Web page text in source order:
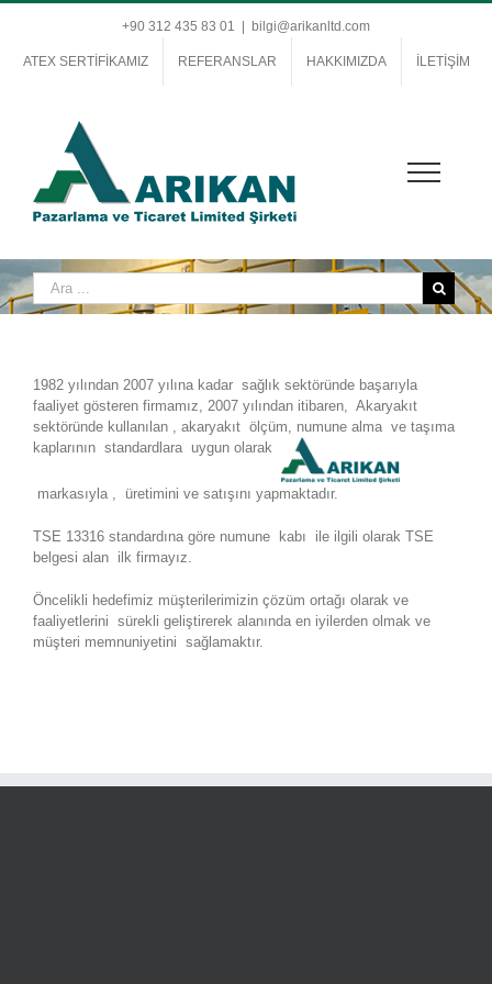
+90 312 435 83 01 bilgi@arikanltd.com
ATEX SERTİFİKAMIZ REFERANSLAR HAKKIMIZDA İLETİŞİM
1982 yılından 2007 yılına kadar sağlık sektöründe başarıyla
faaliyet gösteren firmamız, 2007 yılından itibaren, Akaryakıt
sektöründe kullanılan , akaryakıt ölçüm, numune alma ve taşıma
kaplarının standardlara uygun olarak
markasıyla , üretimini ve satışını yapmaktadır.
TSE 13316 standardına göre numune kabı ile ilgili olarak TSE
belgesi alan ilk firmayız.
Öncelikli hedefimiz müşterilerimizin çözüm ortağı olarak ve
faaliyetlerini sürekli geliştirerek alanında en iyilerden olmak ve
müşteri memnuniyetini sağlamaktır.